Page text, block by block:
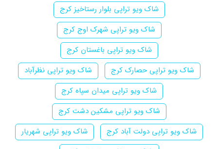
شاک ویو تراپی بلوار رستاخیز کرج
شاک ویو تراپی شهرک اوج کرج
شاک ویو تراپی باغستان کرج
شاک ویو تراپی حصارک کرج
شاک ویو تراپی نظرآباد
شاک ویو تراپی میدان سپاه کرج
شاک ویو تراپی مشکین دشت کرج
شاک ویو تراپی دولت آباد کرج
شاک ویو تراپی شهریار